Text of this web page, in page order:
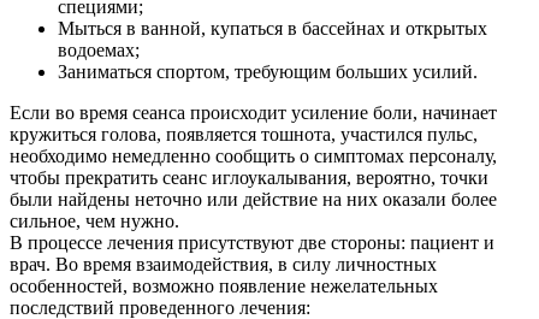
специями;
Мыться в ванной, купаться в бассейнах и открытых
водоемах;
Заниматься спортом, требующим больших усилий.
Если во время сеанса происходит усиление боли, начинает
кружиться голова, появляется тошнота, участился пульс,
необходимо немедленно сообщить о симптомах персоналу,
чтобы прекратить сеанс иглоукалывания, вероятно, точки
были найдены неточно или действие на них оказали более
сильное, чем нужно.
В процессе лечения присутствуют две стороны: пациент и
врач. Во время взаимодействия, в силу личностных
особенностей, возможно появление нежелательных
последствий проведенного лечения: